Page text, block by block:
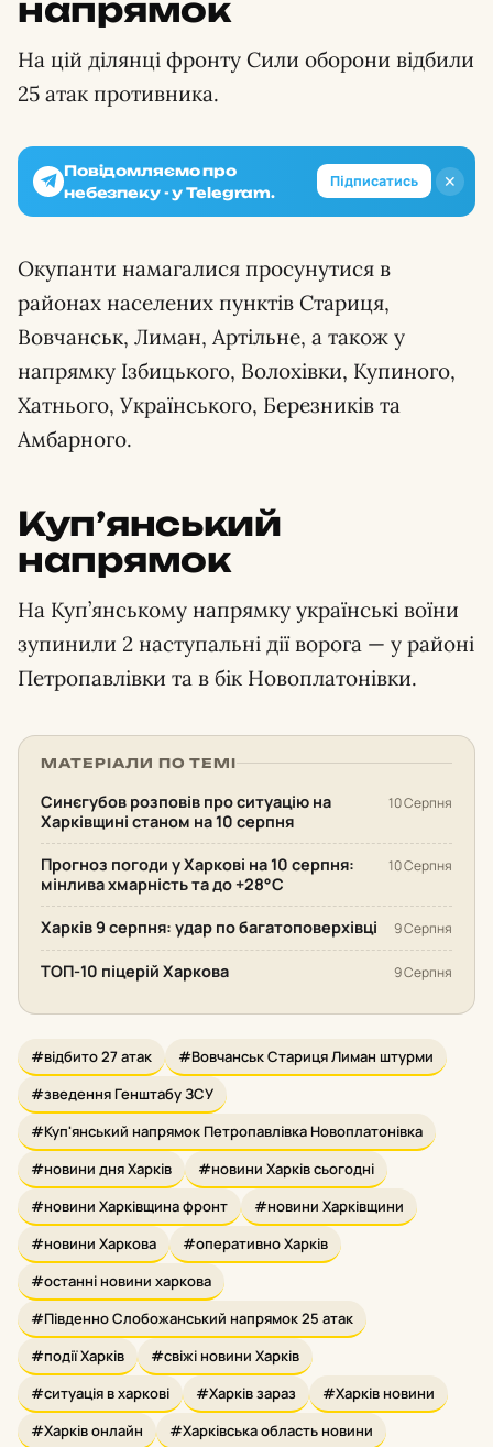
напрямок
На цій ділянці фронту Сили оборони відбили
25 атак противника.
✕
Повідомляємо про
небезпеку - у Telegram.
Підписатись
Окупанти намагалися просунутися в
районах населених пунктів Стариця,
Вовчанськ, Лиман, Артільне, а також у
напрямку Ізбицького, Волохівки, Купиного,
Хатнього, Українського, Березників та
Амбарного.
Куп’янський
напрямок
На Куп’янському напрямку українські воїни
зупинили 2 наступальні дії ворога — у районі
Петропавлівки та в бік Новоплатонівки.
МАТЕРІАЛИ ПО ТЕМІ
Синєгубов розповів про ситуацію на
Харківщині станом на 10 серпня
10 Серпня
Прогноз погоди у Харкові на 10 серпня:
мінлива хмарність та до +28°С
10 Серпня
Харків 9 серпня: удар по багатоповерхівці 9 Серпня
ТОП-10 піцерій Харкова 9 Серпня
#відбито 27 атак
#Вовчанськ Стариця Лиман штурми
#зведення Генштабу ЗСУ
#Куп'янський напрямок Петропавлівка Новоплатонівка
#новини дня Харків
#новини Харків сьогодні
#новини Харківщина фронт
#новини Харківщини
#новини Харкова
#оперативно Харків
#останні новини харкова
#Південно Слобожанський напрямок 25 атак
#події Харків
#свіжі новини Харків
#ситуація в харкові
#Харків зараз
#Харків новини
#Харків онлайн
#Харківська область новини